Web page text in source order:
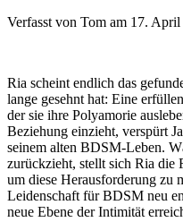
Verfasst von Tom am 17. April
Ria scheint endlich das
lange gesehnt hat: Eine
der sie ihre Polyamorie
Beziehung einzieht, verspürt
seinem alten BDSM-Leben.
zurückzieht, stellt sich Ria die
um diese Herausforderung zu
Leidenschaft für BDSM neu
neue Ebene der Intimität